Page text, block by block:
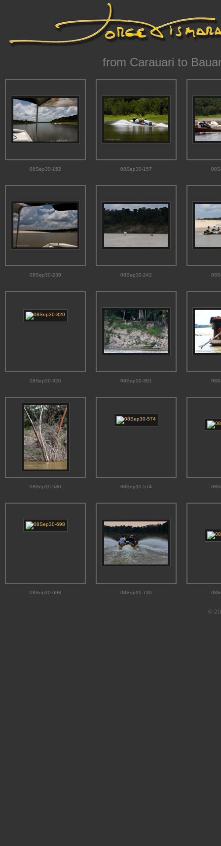
from Carauari to
08Sep30-152 08Sep30-157
08Sep30-239 08Sep30-242
08Sep30-320 08Sep30-381
08Sep30-530 08Sep30-574
08Sep30-698 08Sep30-739
©